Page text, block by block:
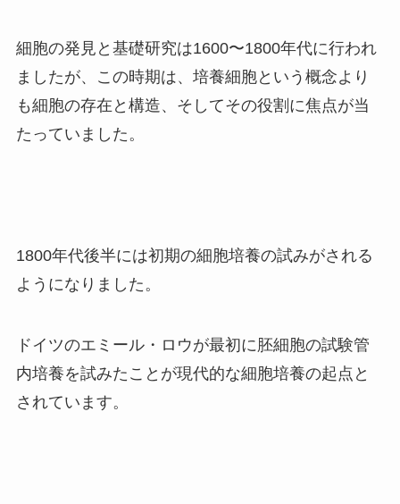
細胞の発見と基礎研究は1600〜1800年代に行われ
ましたが、この時期は、培養細胞という概念より
も細胞の存在と構造、そしてその役割に焦点が当
たっていました。
1800年代後半には初期の細胞培養の試みがされる
ようになりました。
ドイツのエミール・ロウが最初に胚細胞の試験管
内培養を試みたことが現代的な細胞培養の起点と
されています。